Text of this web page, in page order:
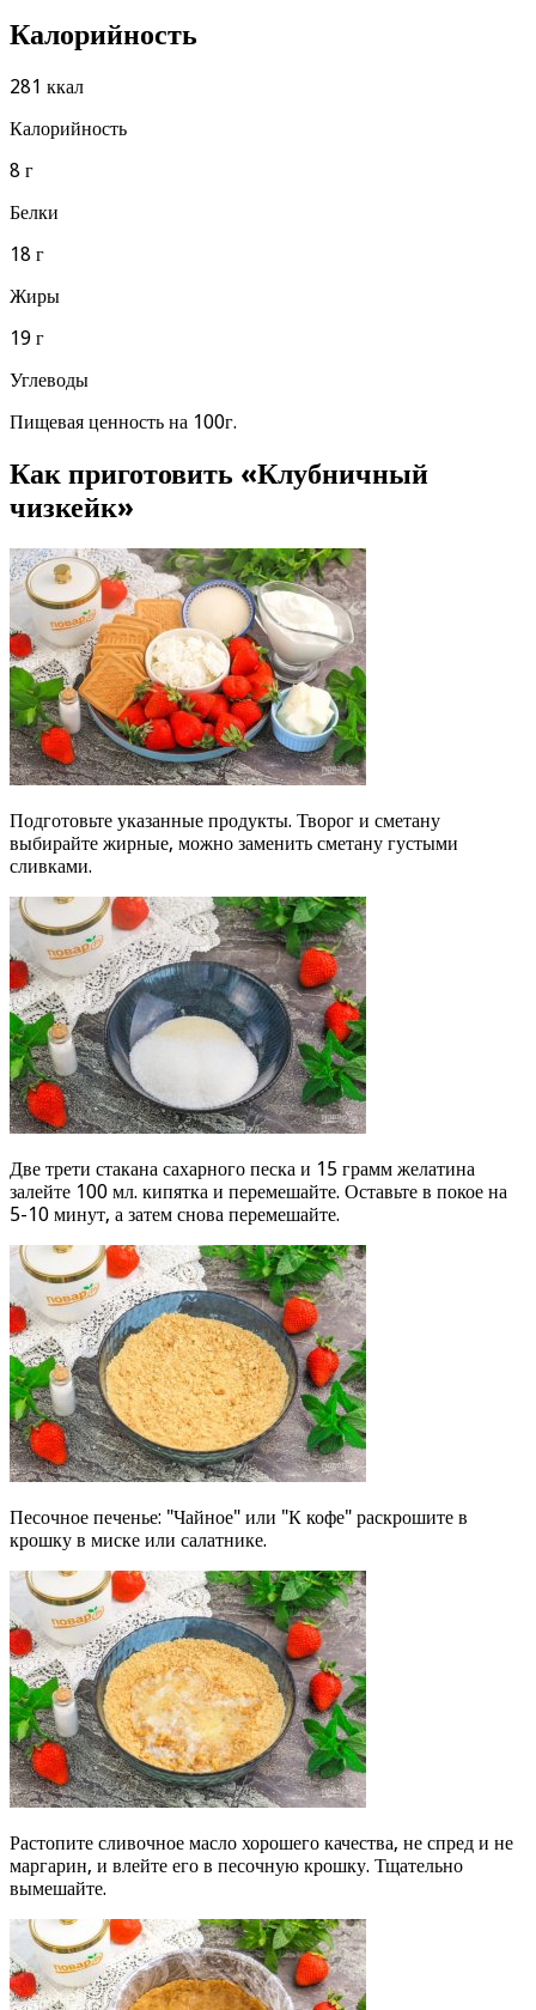
Калорийность
281 ккал
Калорийность
8 г
Белки
18 г
Жиры
19 г
Углеводы
Пищевая ценность на 100г.
Как приготовить «Клубничный
чизкейк»
Подготовьте указанные продукты. Творог и сметану
выбирайте жирные, можно заменить сметану густыми
сливками.
Две трети стакана сахарного песка и 15 грамм желатина
залейте 100 мл. кипятка и перемешайте. Оставьте в покое на
5-10 минут, а затем снова перемешайте.
Песочное печенье: "Чайное" или "К кофе" раскрошите в
крошку в миске или салатнике.
Растопите сливочное масло хорошего качества, не спред и не
маргарин, и влейте его в песочную крошку. Тщательно
вымешайте.